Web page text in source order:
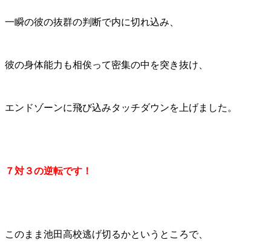
一瞬の彼の抜群の判断で内に切れ込み、
彼の身体能力も相俟って密集の中を突き抜け、
エンドゾーンに飛び込みタッチダウンを上げました。
７対３の逆転です！
このまま池田高校逃げ切るかというところで、